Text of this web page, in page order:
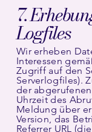
7.
Logfiles
Wir erheben
Interessen
Zugriff auf den
Serverlogfiles).
der
Uhrzeit des
Meldung über
Version, das
Referrer URL